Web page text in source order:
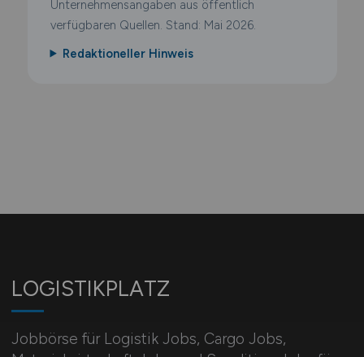
Unternehmensangaben aus öffentlich
verfügbaren Quellen. Stand: Mai 2026.
Redaktioneller Hinweis
LOGISTIKPLATZ
Jobbörse für Logistik Jobs, Cargo Jobs,